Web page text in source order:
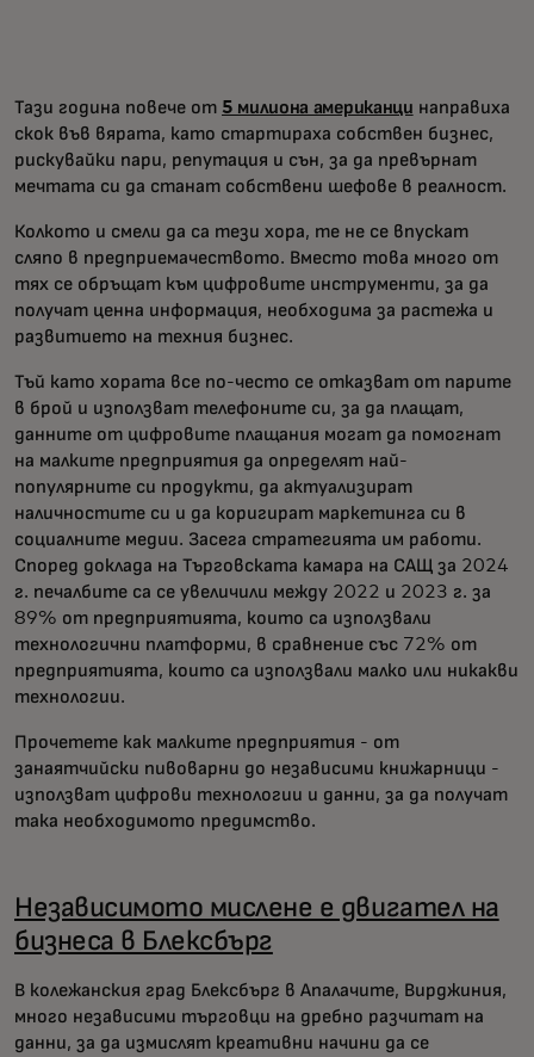
Тази година повече от 5 милиона американци направиха
скок във вярата, като стартираха собствен бизнес,
рискувайки пари, репутация и сън, за да превърнат
мечтата си да станат собствени шефове в реалност.
Колкото и смели да са тези хора, те не се впускат
сляпо в предприемачеството. Вместо това много от
тях се обръщат към цифровите инструменти, за да
получат ценна информация, необходима за растежа и
развитието на техния бизнес.
Тъй като хората все по-често се отказват от парите
в брой и използват телефоните си, за да плащат,
данните от цифровите плащания могат да помогнат
на малките предприятия да определят най-
популярните си продукти, да актуализират
наличностите си и да коригират маркетинга си в
социалните медии. Засега стратегията им работи.
Според доклада на Търговската камара на САЩ за 2024
г. печалбите са се увеличили между 2022 и 2023 г. за
89% от предприятията, които са използвали
технологични платформи, в сравнение със 72% от
предприятията, които са използвали малко или никакви
технологии.
Прочетете как малките предприятия - от
занаятчийски пивоварни до независими книжарници -
използват цифрови технологии и данни, за да получат
така необходимото предимство.
Независимото мислене е двигател на
бизнеса в Блексбърг
В колежанския град Блексбърг в Апалачите, Вирджиния,
много независими търговци на дребно разчитат на
данни, за да измислят креативни начини да се